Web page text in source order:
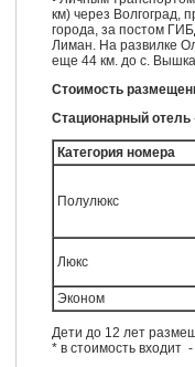
км) через Волгоград,
города, за постом
Лиман. На развилке
еще 44 км. до с.
Стоимость
Стационарный отель
Категория номера
Полулюкс
Люкс
Эконом
Дети до 12 лет
* в стоимость входит